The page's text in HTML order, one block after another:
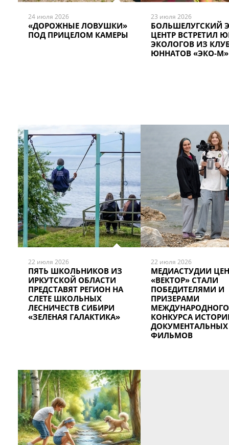
24 июля 2026
«ДОРОЖНЫЕ ЛОВУШКИ»
ПОД ПРИЦЕЛОМ КАМЕРЫ
23 июля 2026
БОЛЬШЕЛУГСКИЙ
ЦЕНТР ВСТРЕТИЛ
ЭКОЛОГОВ ИЗ
ЮННАТОВ «ЭКО-М»
22 июля 2026
ПЯТЬ ШКОЛЬНИКОВ ИЗ
ИРКУТСКОЙ ОБЛАСТИ
ПРЕДСТАВЯТ РЕГИОН НА
СЛЕТЕ ШКОЛЬНЫХ
ЛЕСНИЧЕСТВ СИБИРИ
«ЗЕЛЕНАЯ ГАЛАКТИКА»
22 июля 2026
МЕДИАСТУДИИ
«ВЕКТОР» СТАЛИ
ПОБЕДИТЕЛЯМИ И
ПРИЗЕРАМИ
МЕЖДУНАРОДНОГО
КОНКУРСА
ДОКУМЕНТАЛЬНЫХ
ФИЛЬМОВ